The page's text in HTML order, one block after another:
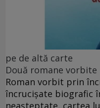
pe de altă carte
Două romane vorbite
Roman vorbit prin
încrucișate biografic